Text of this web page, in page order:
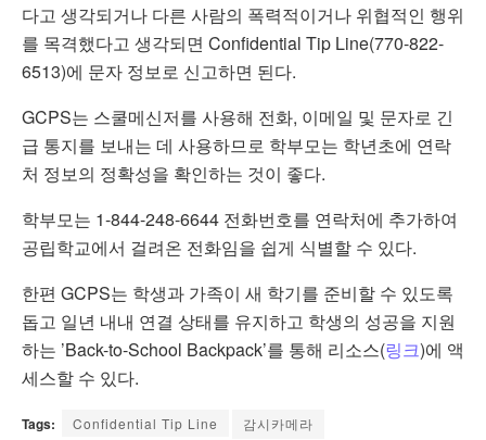
다고 생각되거나 다른 사람의 폭력적이거나 위협적인 행위
를 목격했다고 생각되면 Confidential Tip Line(770-822-
6513)에 문자 정보로 신고하면 된다.
GCPS는 스쿨메신저를 사용해 전화, 이메일 및 문자로 긴
급 통지를 보내는 데 사용하므로 학부모는 학년초에 연락
처 정보의 정확성을 확인하는 것이 좋다.
학부모는 1-844-248-6644 전화번호를 연락처에 추가하여
공립학교에서 걸려온 전화임을 쉽게 식별할 수 있다.
한편 GCPS는 학생과 가족이 새 학기를 준비할 수 있도록
돕고 일년 내내 연결 상태를 유지하고 학생의 성공을 지원
하는 ’Back-to-School Backpack’를 통해 리소스(링크)에 액
세스할 수 있다.
Tags: Confidential Tip Line
감시카메라